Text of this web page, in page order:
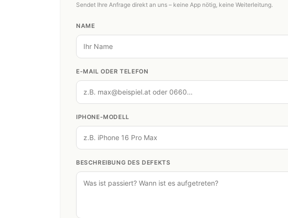
Sendet Ihre Anfrage direkt an uns – keine App nötig, keine Weiterleitung.
NAME
E-MAIL ODER TELEFON
IPHONE-MODELL
BESCHREIBUNG DES DEFEKTS